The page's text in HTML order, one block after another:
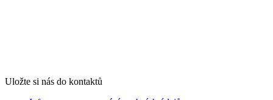
Uložte si nás do kontaktů